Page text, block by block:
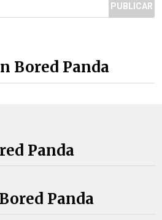
PUBLICAR
Bored Panda
Panda
Panda